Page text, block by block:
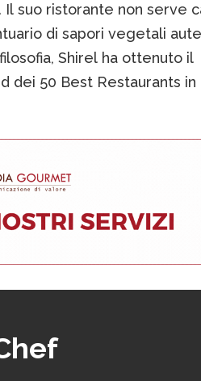
suo ristorante non serve
di sapori vegetali
Shirel ha ottenuto il
dei 50 Best Restaurants in